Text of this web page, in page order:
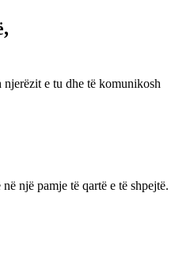
e tu dhe të komunikosh
një pamje të qartë e të shpejtë.